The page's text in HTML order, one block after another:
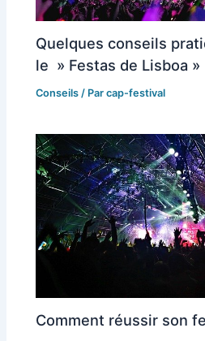
Quelques conseils
le » Festas de Lisboa »
Conseils / Parcap-festival
Comment réussir son